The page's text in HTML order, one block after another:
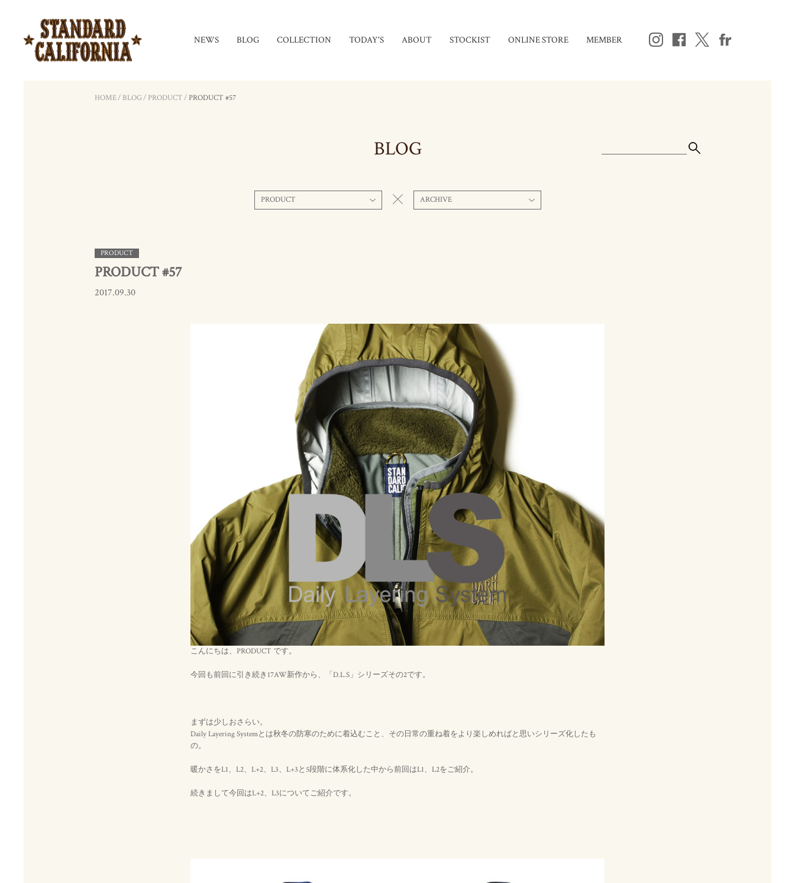
NEWS BLOG COLLECTION TODAY'S ABOUT STOCKIST ONLINE STORE MEMBER
HOME/ BLOG/ PRODUCT/PRODUCT #57
BLOG
PRODUCT ARCHIVE
PRODUCT
PRODUCT #57
2017.09.30
こんにちは、PRODUCT です。
今回も前回に引き続き17AW新作から、「D.L.S」シリーズその2です。
まずは少しおさらい。
Daily Layering Systemとは秋冬の防寒のために着込むこと、その日常の重ね着をより楽しめればと思いシリーズ化したも
の。
暖かさをL1、L2、L+2、L3、L+3と5段階に体系化した中から前回はL1、L2をご紹介。
続きまして今回はL+2、L3についてご紹介です。